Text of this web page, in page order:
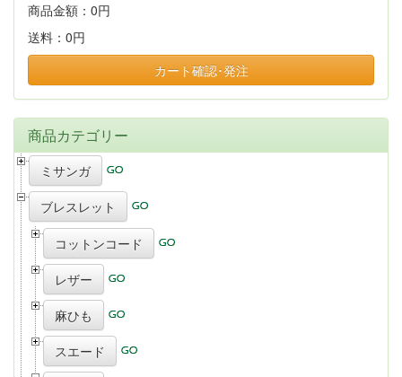
商品金額： 0円
送料： 0円
カート確認･発注
商品カテゴリー
ミサンガ
ブレスレット
コットンコード
レザー
麻ひも
スエード